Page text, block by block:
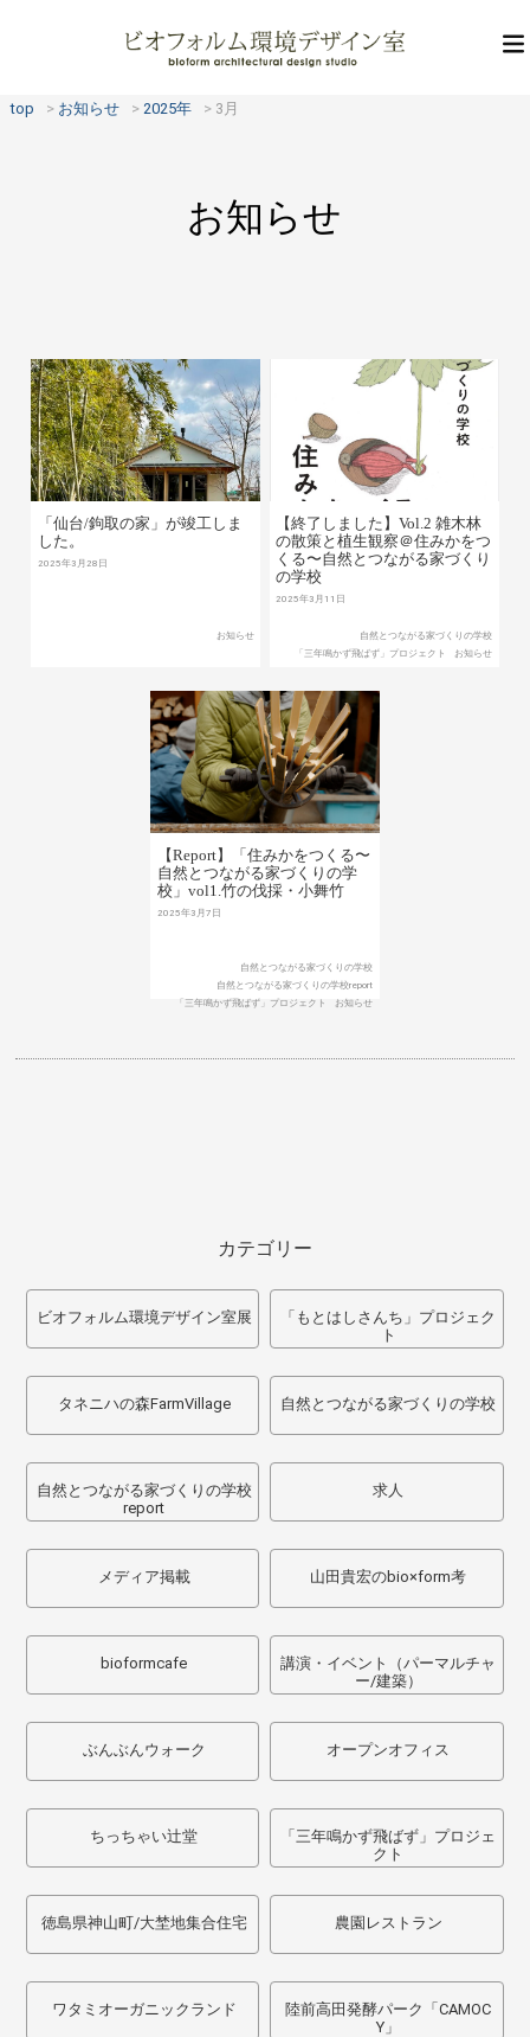
top お知らせ 2025年 3月
お知らせ
「仙台/鉤取の家」が竣工しま
した。
2025年3月28日
お知らせ
【終了しました】Vol.2 雑木林
の散策と植生観察＠住みかをつ
くる〜自然とつながる家づくり
の学校
2025年3月11日
自然とつながる家づくりの学校
「三年鳴かず飛ばず」プロジェクト
お知らせ
【Report】「住みかをつくる〜
自然とつながる家づくりの学
校」vol1.竹の伐採・小舞竹
2025年3月7日
自然とつながる家づくりの学校
自然とつながる家づくりの学校report
「三年鳴かず飛ばず」プロジェクト
お知らせ
カテゴリー
ビオフォルム環境デザイン室展
「もとはしさんち」プロジェク
ト
タネニハの森FarmVillage 自然とつながる家づくりの学校
自然とつながる家づくりの学校
report
求人
メディア掲載 山田貴宏のbio×form考
bioformcafe
講演・イベント（パーマルチャ
ー/建築）
ぶんぶんウォーク オープンオフィス
ちっちゃい辻堂
「三年鳴かず飛ばず」プロジェ
クト
徳島県神山町/大埜地集合住宅 農園レストラン
ワタミオーガニックランド
陸前高田発酵パーク「CAMOC
Y」